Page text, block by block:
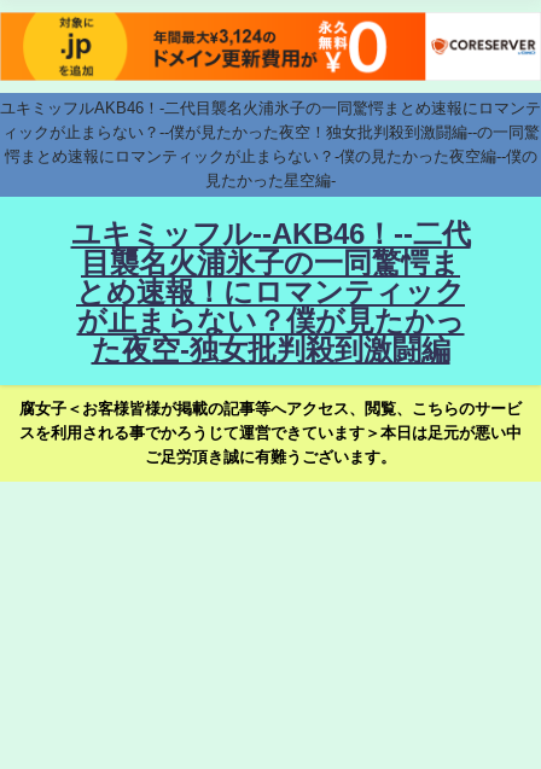
ユキミッフルAKB46！-二代目襲名火浦氷子の一同驚愕まとめ速報にロマンテ
ィックが止まらない？--僕が見たかった夜空！独女批判殺到激闘編--の一同驚
愕まとめ速報にロマンティックが止まらない？-僕の見たかった夜空編--僕の
見たかった星空編-
ユキミッフル--AKB46！--二代
目襲名火浦氷子の一同驚愕ま
とめ速報！にロマンティック
が止まらない？僕が見たかっ
た夜空-独女批判殺到激闘編
腐女子＜お客様皆様が掲載の記事等へアクセス、閲覧、こちらのサービ
スを利用される事でかろうじて運営できています＞本日は足元が悪い中
ご足労頂き誠に有難うございます。